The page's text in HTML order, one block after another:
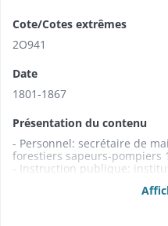
Cote/Cotes extrêmes
2O941
Date
1801-1867
Présentation du contenu
- Personnel: secrétaire de
forestiers sapeurs-pompiers
- Instruction publique:
- Aide aux indigents 1855-